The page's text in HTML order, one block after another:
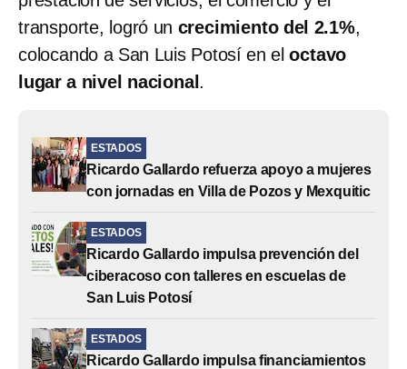
transporte, logró un crecimiento del 2.1%,
colocando a San Luis Potosí en eloctavo
lugar a nivel nacional.
ESTADOS
Ricardo Gallardo refuerza apoyo a mujeres
con jornadas en Villa de Pozos y Mexquitic
ESTADOS
Ricardo Gallardo impulsa prevención del
ciberacoso con talleres en escuelas de
San Luis Potosí
ESTADOS
Ricardo Gallardo impulsa financiamientos